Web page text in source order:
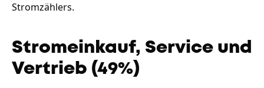
Stromzählers.
Stromeinkauf, Service und
Vertrieb (49%)